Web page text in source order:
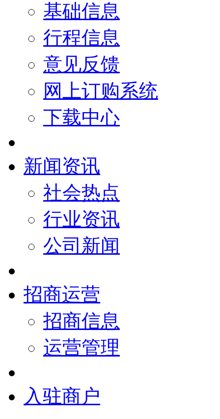
基础信息
行程信息
意见反馈
网上订购系统
下载中心
新闻资讯
社会热点
行业资讯
公司新闻
招商运营
招商信息
运营管理
入驻商户